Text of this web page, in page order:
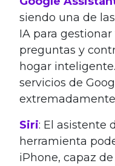
siendo una de
IA para
preguntas y
hogar
servicios de
Siri: El asistente
herramienta
iPhone, capaz